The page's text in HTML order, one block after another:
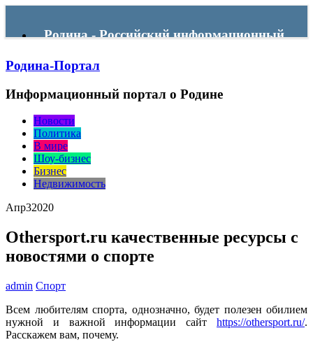
Родина - Российский информационный
портал
Родина-Портал
Информационный портал о Родине
Новости
Политика
В мире
Шоу-бизнес
Бизнес
Недвижимость
Апр32020
Othersport.ru качественные ресурсы с
новостями о спорте
admin Спорт
Всем любителям спорта, однозначно, будет полезен обилием
нужной и важной информации сайт https://othersport.ru/.
Расскажем вам, почему.